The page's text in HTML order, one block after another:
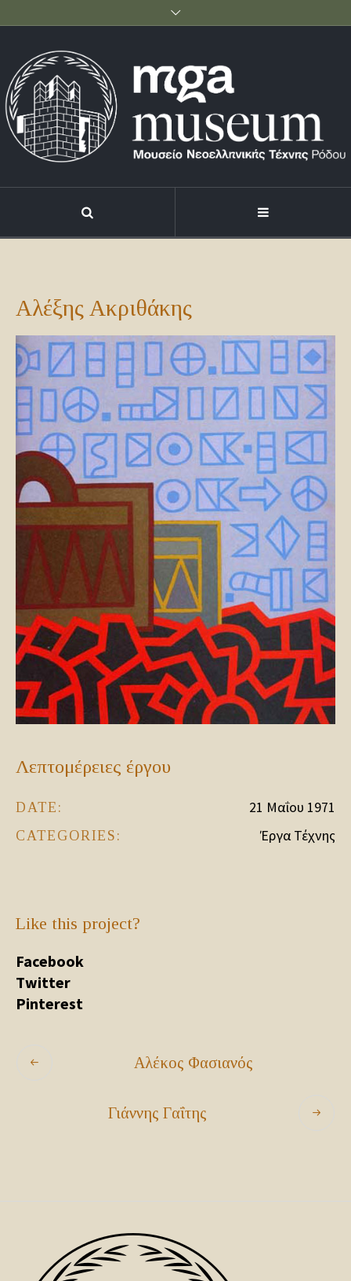
Λεπτομέρειες έργου
DATE: 21 Μαΐου 1971
CATEGORIES: Έργα Τέχνης
Αλέξης Ακριθάκης
Like this project?
Facebook
Twitter
Pinterest
Αλέκος Φασιανός
Γιάννης Γαΐτης